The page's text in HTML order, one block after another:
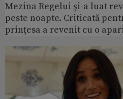
Mezina Regelui și-a luat
peste noapte. Criticată
prințesa a revenit cu o